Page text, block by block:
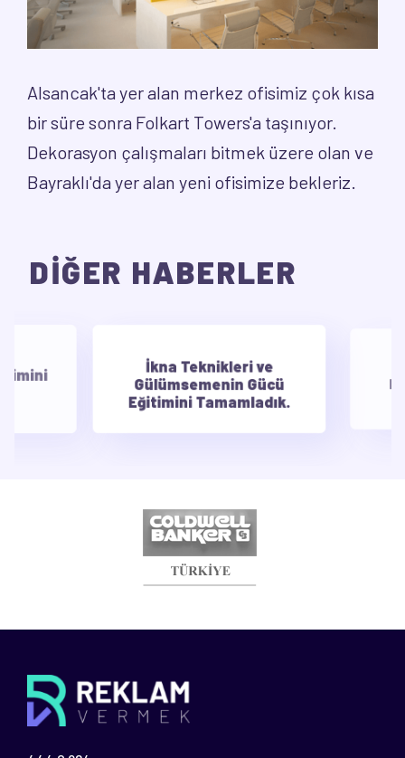
Alsancak'ta yer alan merkez ofisimiz çok kısa
bir süre sonra Folkart Towers'a taşınıyor.
Dekorasyon çalışmaları bitmek üzere olan ve
Bayraklı'da yer alan yeni ofisimize bekleriz.
DİĞER HABERLER
İkna Teknikleri ve
Gülümsemenin Gücü
Eğitimini Tamamladık.